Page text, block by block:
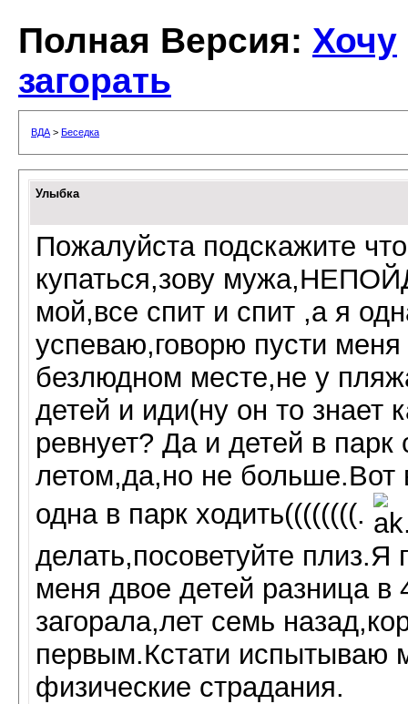
Полная Версия: Хочу
загорать
ВДА > Беседка
Улыбка
Пожалуйста подскажите
купаться,зову
мой,все спит и спит ,а я
успеваю,говорю пусти
безлюдном месте,не у
детей и иди(ну он то знает
ревнует? Да и детей в парк
летом,да,но не больше.Вот
одна в парк ходить((((((((.
делать,посоветуйте плиз.Я
меня двое детей разница в
загорала,лет семь
первым.Кстати испытываю
физические страдания.